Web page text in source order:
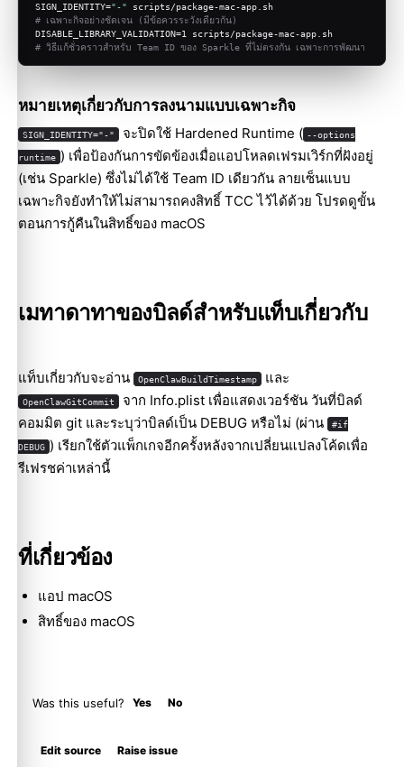
SIGN_IDENTITY="-"
# เฉพาะกิจอย่างชัดเจน (มีข้อควรระวังเดียวกัน)
# วิธีแก้ชั่วคราวสำหรับ Team ID ของ Sparkle ที่ไม่ตรงกัน เฉพาะการพัฒนา
หมายเหตุเกี่ยวกับการลงนามแบบเฉพาะกิจ
SIGN_IDENTITY="-" จะปิดใช้ Hardened Runtime ( --options
runtime ) เพื่อป้องกันการขัดข้องเมื่อแอปโหลดเฟรมเวิร์กที่ฝังอยู่
(เช่น Sparkle) ซึ่งไม่ได้ใช้ Team ID เดียวกัน ลายเซ็นแบบ
เฉพาะกิจยังทำให้ไม่สามารถคงสิทธิ์ TCC ไว้ได้ด้วย โปรดดูขั้น
ตอนการกู้คืนในสิทธิ์ของ macOS
เมทาดาทาของบิลด์สำหรับแท็บเกี่ยวกับ
แท็บเกี่ยวกับจะอ่าน OpenClawBuildTimestamp และ
OpenClawGitCommit จาก Info.plist เพื่อแสดงเวอร์ชัน วันที่บิลด์
คอมมิต git และระบุว่าบิลด์เป็น DEBUG หรือไม่ (ผ่าน
#if
DEBUG ) เรียกใช้ตัวแพ็กเกจอีกครั้งหลังจากเปลี่ยนแปลงโค้ดเพื่อ
รีเฟรชค่าเหล่านี้
ที่เกี่ยวข้อง
แอป macOS
สิทธิ์ของ macOS
Was this useful? Yes No
Edit source Raise issue